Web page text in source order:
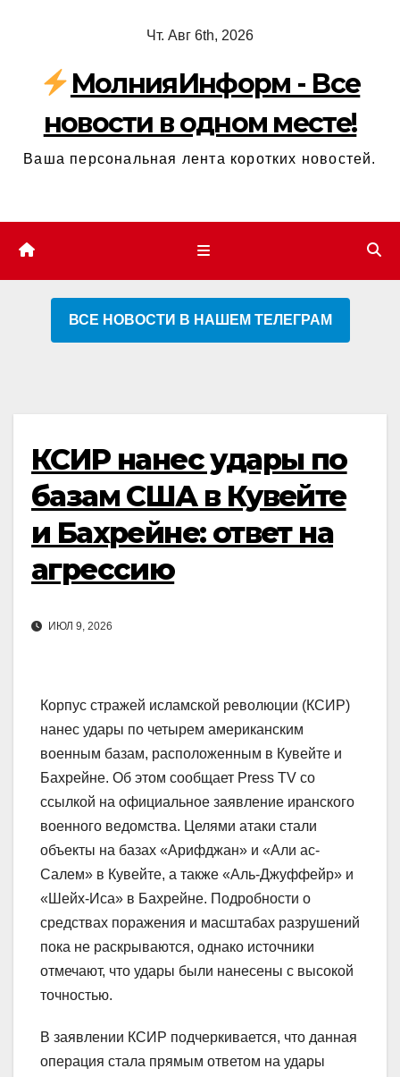
содержимому
Чт. Авг 6th, 2026
МолнияИнформ - Все
новости в одном месте!
Ваша персональная лента коротких новостей.
ВСЕ НОВОСТИ В НАШЕМ ТЕЛЕГРАМ
КСИР нанес удары по
базам США в Кувейте
и Бахрейне: ответ на
агрессию
ИЮЛ 9, 2026
Корпус стражей исламской революции (КСИР)
нанес удары по четырем американским
военным базам, расположенным в Кувейте и
Бахрейне. Об этом сообщает Press TV со
ссылкой на официальное заявление иранского
военного ведомства. Целями атаки стали
объекты на базах «Арифджан» и «Али ас-
Салем» в Кувейте, а также «Аль-Джуффейр» и
«Шейх-Иса» в Бахрейне. Подробности о
средствах поражения и масштабах разрушений
пока не раскрываются, однако источники
отмечают, что удары были нанесены с высокой
точностью.
В заявлении КСИР подчеркивается, что данная
операция стала прямым ответом на удары